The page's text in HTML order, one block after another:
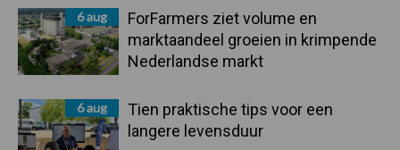
6 aug
ForFarmers ziet volume en
marktaandeel groeien in krimpende
Nederlandse markt
6 aug
Tien praktische tips voor een
langere levensduur